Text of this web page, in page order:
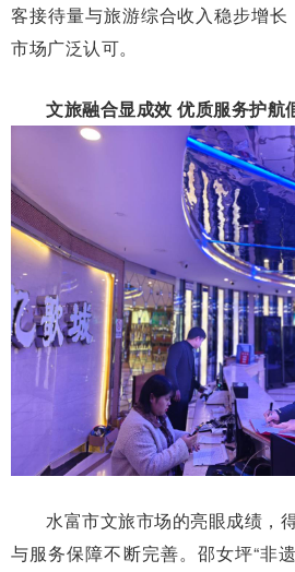
客接待量与旅游综合收入稳步增长
市场广泛认可。
文旅融合显成效 优质服务护航
水富市文旅市场的亮眼成绩，
与服务保障不断完善。邵女坪“非